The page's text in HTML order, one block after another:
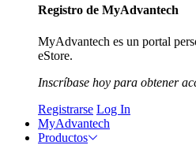
Registro de MyAdvantech
MyAdvantech es un portal
eStore.
Inscríbase hoy para obtener
Registrarse Log In
MyAdvantech
Productos